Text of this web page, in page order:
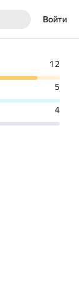
Войти
12
5
4